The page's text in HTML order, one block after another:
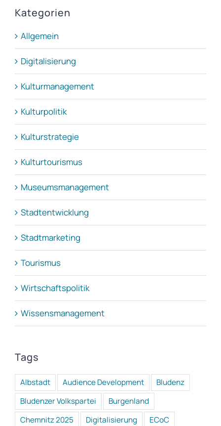
Kategorien
Allgemein
Digitalisierung
Kulturmanagement
Kulturpolitik
Kulturstrategie
Kulturtourismus
Museumsmanagement
Stadtentwicklung
Stadtmarketing
Tourismus
Wirtschaftspolitik
Wissensmanagement
Tags
Albstadt Audience Development
Bludenz
Bludenzer Volkspartei
Burgenland
Chemnitz 2025
Digitalisierung
ECoC